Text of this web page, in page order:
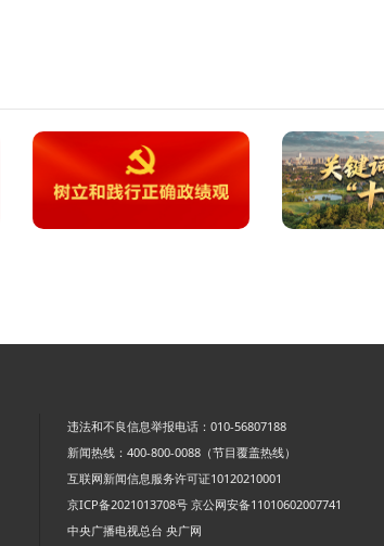
违法和不良信息举报电话：010-56807188
新闻热线：400-800-0088（节目覆盖热线）
互联网新闻信息服务许可证10120210001
京ICP备2021013708号 京公网安备11010602007741
中央广播电视总台 央广网